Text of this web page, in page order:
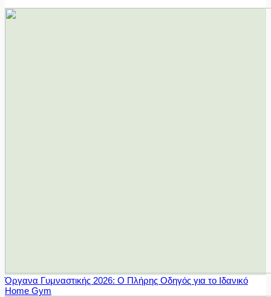
Όργανα Γυμναστικής 2026: Ο Πλήρης Οδηγός για το Ιδανικό
Home Gym